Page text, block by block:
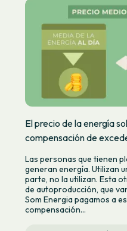
El precio de la energía
compensación de
Las personas que tienen
generan energía. Utilizan
parte, no la utilizan. Esta
de autoproducción, que
Som Energia pagamos a
compensación...